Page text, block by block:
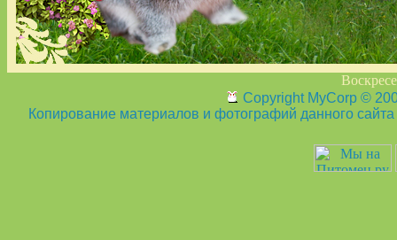
Copyright MyCorp ©
Копирование материалов и фотографий данного